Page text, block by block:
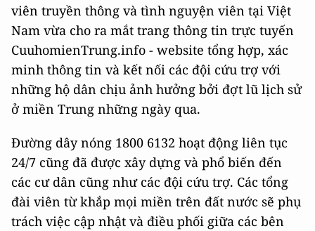
viên truyền thông và tình nguyện viên tại Việt
Nam vừa cho ra mắt trang thông tin trực tuyến
CuuhomienTrung.info - website tổng hợp, xác
minh thông tin và kết nối các đội cứu trợ với
những hộ dân chịu ảnh hưởng bởi đợt lũ lịch sử
ở miền Trung những ngày qua.
Đường dây nóng 1800 6132 hoạt động liên tục
24/7 cũng đã được xây dựng và phổ biến đến
các cư dân cũng như các đội cứu trợ. Các tổng
đài viên từ khắp mọi miền trên đất nước sẽ phụ
trách việc cập nhật và điều phối giữa các bên